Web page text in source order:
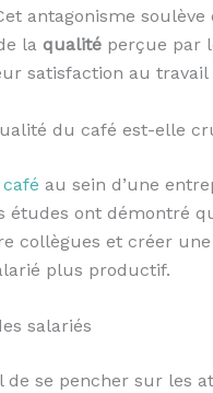
antagonisme
la qualité perçue par
satisfaction au
du café est-elle
café au sein d’une
études ont démontré
collègues et créer
plus productif.
salariés
de se pencher sur les